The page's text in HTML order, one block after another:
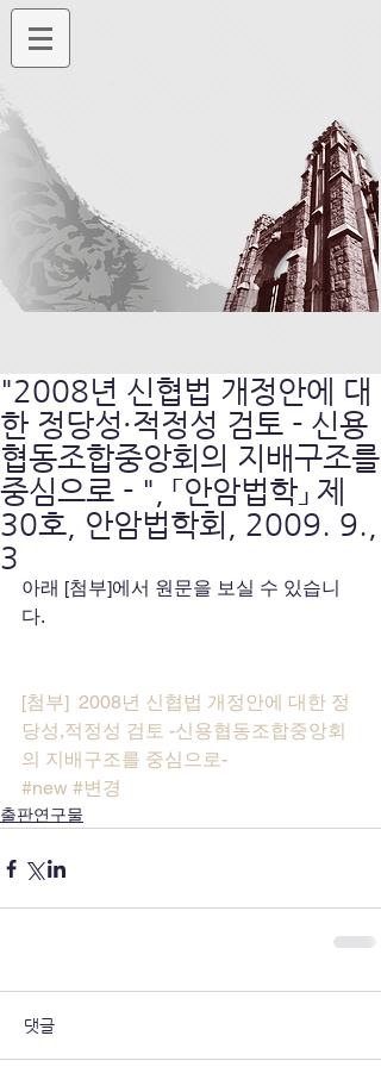
"2008년 신협법 개정안에 대
한 정당성·적정성 검토 - 신용
협동조합중앙회의 지배구조를
중심으로 - ", 「안암법학」 제
30호, 안암법학회, 2009. 9.,
3
아래 [첨부]에서 원문을 보실 수 있습니
다.
[첨부]  2008년 신협법 개정안에 대한 정
당성,적정성 검토 -신용협동조합중앙회
의 지배구조를 중심으로-
#new #변경
출판연구물
댓글